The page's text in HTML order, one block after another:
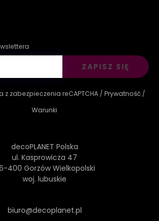
ZAPISZ SIĘ
z zabezpieczenia reCAPTCHA / Prywatność /
Warunki
decoPLANET Polska
ul. Kasprowicza 47
400 Gorzów Wielkopolski
woj. lubuskie
biuro@decoplanet.pl